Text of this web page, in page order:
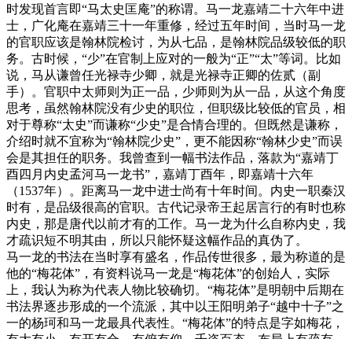
时发现首言即“马太史匡庵”的称谓。马一龙嘉靖二十六年中进
士，广化庵在嘉靖三十一年重修，经过五年时间，当时马一龙
的官职应该是翰林院检讨，为从七品，是翰林院品级较低的职
务。古时候，“少”在官制上应对的一般为“正”“太”等词。比如
说，马从谦曾任光禄寺少卿，就是光禄寺正卿的佐贰（副
手）。官职中太师则为正一品，少师则为从一品，从这个角度
思考，虽然翰林院没有少史的职位，但职级比较低的官员，相
对于尊称“太史”而谦称“少史”是合情合理的。但既然是谦称，
介绍时就不宜称为“翰林院少史”，更不能因称“翰林少史”而误
会是其担任的职务。我曾查到一幅书法作品，落款为“嘉靖丁
酉四月内史孟河马一龙书”，嘉靖丁酉年，即嘉靖十六年
（1537年）。距离马一龙中进士尚有十年时间。内史一职秦汉
时有，是品级很高的官职。古代记录帝王起居言行的有时也称
内史，那是唐代以前才有的工作。马一龙为什么自称内史，我
才疏识短不明其由，所以只能怀疑这幅作品的真伪了。
马一龙的书法在当时享有盛名，作品传世很多，最为称道的是
他的“梅花体”，有资料说马一龙是“梅花体”的创始人，实际
上，我认为称为代表人物比较确切。“梅花体”是明朝中后期在
书法界逐步形成的一个流派，其中以王阳明弟子“越中十子”之
一的杨珂和马一龙最具代表性。“梅花体”的特点是字如梅花，